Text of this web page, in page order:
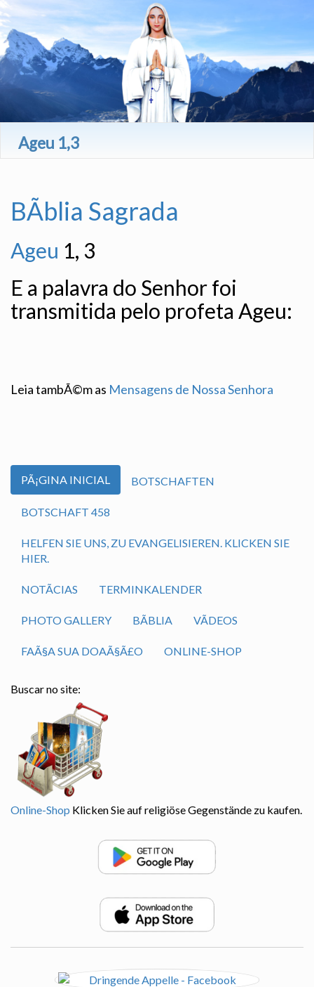
Ageu 1,3
BÃ­blia Sagrada
Ageu 1, 3
E a palavra do Senhor foi
transmitida pelo profeta Ageu:
Leia tambÃ©m as Mensagens de Nossa Senhora
PÃ¡GINA INICIAL BOTSCHAFTEN
BOTSCHAFT 458
HELFEN SIE UNS, ZU EVANGELISIEREN. KLICKEN SIE
HIER.
NOTÃ­CIAS TERMINKALENDER
PHOTO GALLERY BÃ­BLIA VÃ­DEOS
FAÃ§A SUA DOAÃ§Ã£O ONLINE-SHOP
Buscar no site:
Online-Shop Klicken Sie auf religiöse Gegenstände zu kaufen.